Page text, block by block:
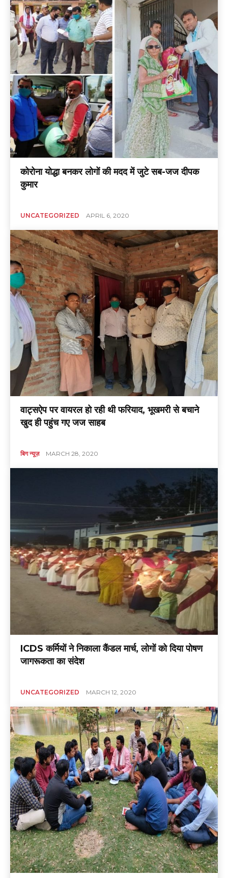
कोरोना योद्धा बनकर लोगों की मदद में जुटे सब-जज दीपक
कुमार
UNCATEGORIZED APRIL 6, 2020
वाट्सऐप पर वायरल हो रही थी फरियाद, भूखमरी से बचाने
खुद ही पहुंच गए जज साहब
बिग न्यूज़ MARCH 28, 2020
ICDS कर्मियों ने निकाला कैंडल मार्च, लोगों को दिया पोषण
जागरूकता का संदेश
UNCATEGORIZED MARCH 12, 2020